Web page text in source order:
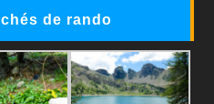
de rando